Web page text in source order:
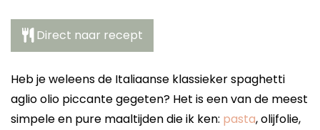
Direct naar recept
Heb je weleens de Italiaanse klassieker spaghetti
aglio olio piccante gegeten? Het is een van de meest
simpele en pure maaltijden die ik ken: pasta, olijfolie,